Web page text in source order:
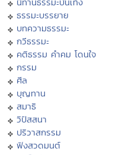
ธรรมะบรรยาย
บทความธรรมะ
กวีธรรมะ
คติธรรม คำคม โดนใจ
กรรม
ศีล
บุญทาน
สมาธิ
วิปัสสนา
ปริวาสกรรม
ฟังสวดมนต์